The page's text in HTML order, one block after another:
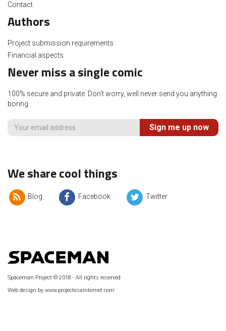
Contact
Authors
Project submission requirements
Financial aspects
Never miss a single comic
100% secure and private. Don't worry, well never send you anything
boring.
Sign me up now
We share cool things
Blog Facebook Twitter
Spaceman Project © 2018 - All rights reserved
Web design by www.projectesainternet.com